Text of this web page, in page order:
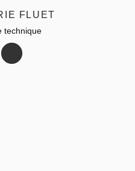
FLUET
technique